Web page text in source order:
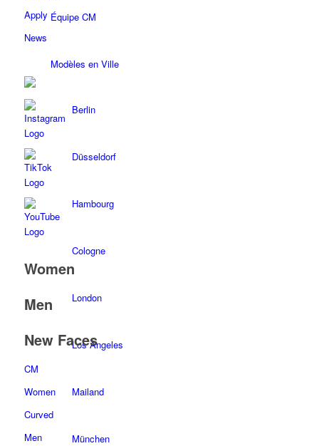
Équipe CM
Modèles en Ville
Berlin
Düsseldorf
Hambourg
Cologne
London
Los Angeles
Mailand
München
Apply
News
Women
Men
New Faces
CM
Women
Curved
Men